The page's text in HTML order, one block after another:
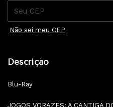
Não sei meu CEP
Descrição
Blu-Ray
JOGOS VORAZES: A CANTIGA